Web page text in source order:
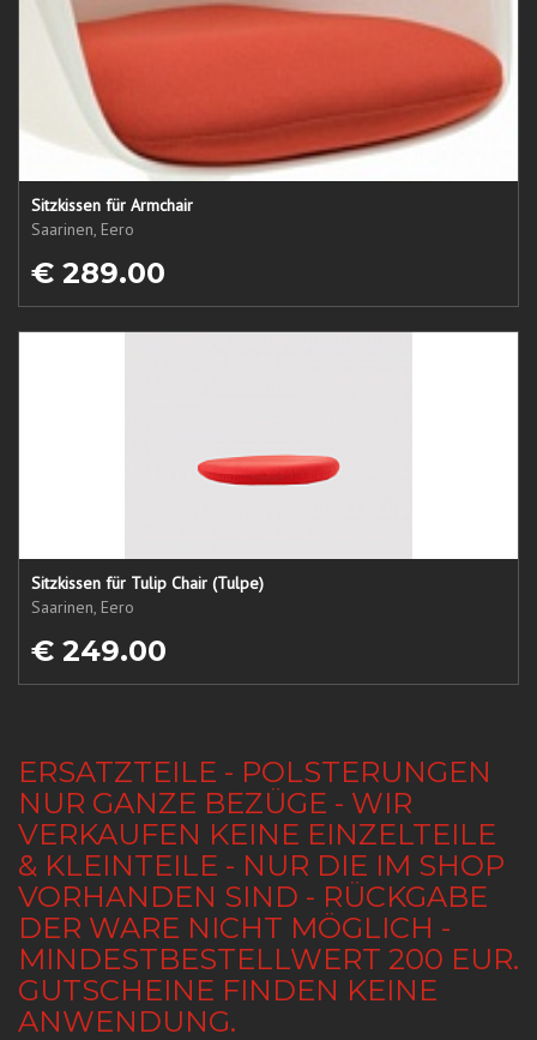
Sitzkissen für Armchair
Saarinen, Eero
€ 289.00
Sitzkissen für Tulip Chair (Tulpe)
Saarinen, Eero
€ 249.00
ERSATZTEILE - POLSTERUNGEN
NUR GANZE BEZÜGE - WIR
VERKAUFEN KEINE EINZELTEILE
& KLEINTEILE - NUR DIE IM SHOP
VORHANDEN SIND - RÜCKGABE
DER WARE NICHT MÖGLICH -
MINDESTBESTELLWERT 200 EUR.
GUTSCHEINE FINDEN KEINE
ANWENDUNG.